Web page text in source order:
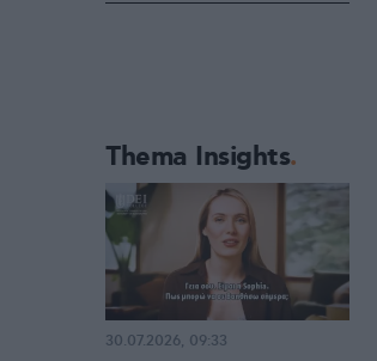
Thema Insights
30.07.2026, 09:33